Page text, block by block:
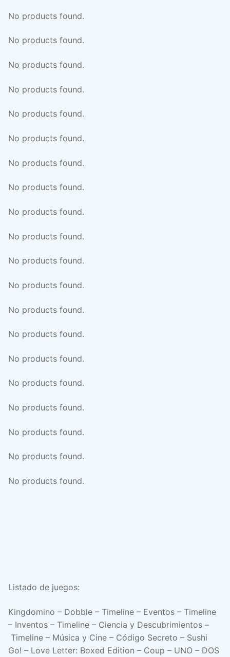
No products found.
No products found.
No products found.
No products found.
No products found.
No products found.
No products found.
No products found.
No products found.
No products found.
No products found.
No products found.
No products found.
No products found.
No products found.
No products found.
No products found.
No products found.
No products found.
No products found.
Listado de juegos:
Kingdomino – Dobble – Timeline – Eventos – Timeline
– Inventos – Timeline – Ciencia y Descubrimientos –
Timeline – Música y Cine – Código Secreto – Sushi
Go! – Love Letter: Boxed Edition – Coup – UNO – DOS